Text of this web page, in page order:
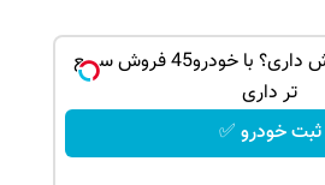
پژو پارس برای فروش داری؟ با خودرو45 فروش سریع
تر داری
ثبت خودرو ✅